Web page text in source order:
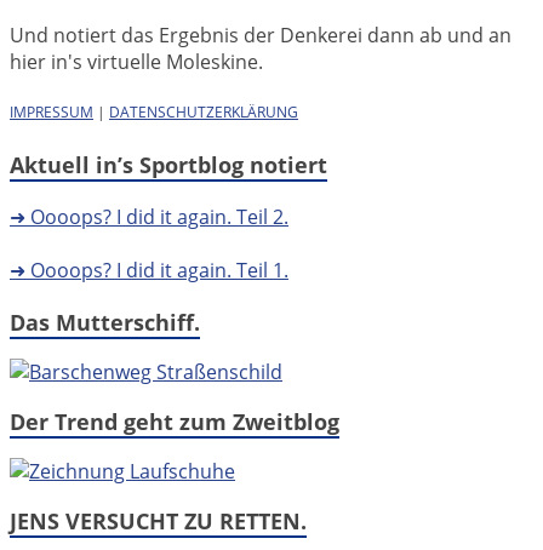
Und notiert das Ergebnis der Denkerei dann ab und an
hier in's virtuelle Moleskine.
IMPRESSUM | DATENSCHUTZERKLÄRUNG
Aktuell in’s Sportblog notiert
➜ Oooops? I did it again. Teil 2.
➜ Oooops? I did it again. Teil 1.
Das Mutterschiff.
Der Trend geht zum Zweitblog
JENS VERSUCHT ZU RETTEN.